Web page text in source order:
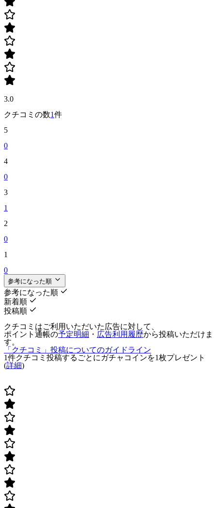
3.0
クチコミの数1件
5
0
4
0
3
1
2
0
1
0
参考になった順
参考になった順
新着順
投稿順
クチコミはご利用いただいた広告に対して、
ポイント通帳の予定明細 ・ 広告利用履歴から投稿いただけま
す。
「クチコミ」投稿についてのガイドライン
1件クチコミ投稿するごとに ガチャコインを1枚プレゼント
(詳細)